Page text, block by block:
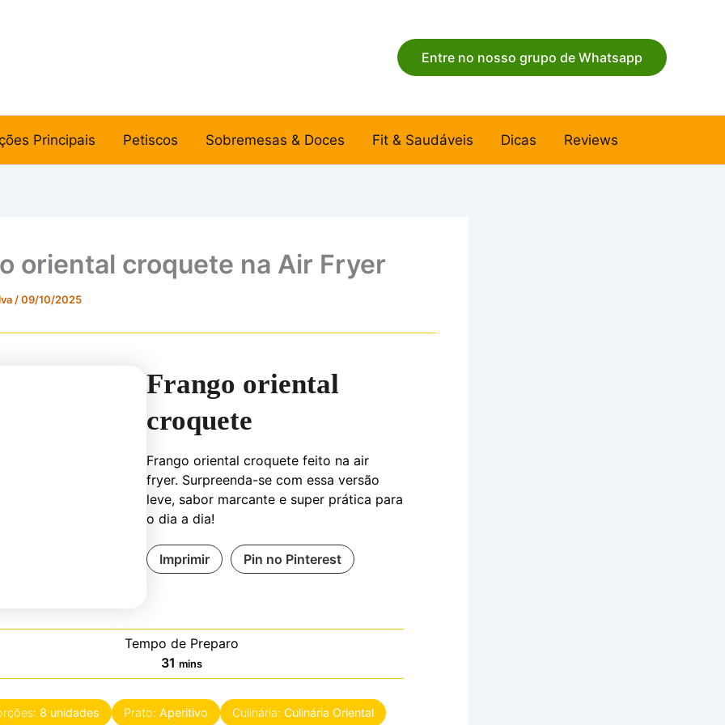
Entre no nosso grupo de Whatsapp
Principais Petiscos Sobremesas & Doces Fit & Saudáveis Dicas Reviews
oriental croquete na Air Fryer
/09/10/2025
Frango oriental
croquete
Frango oriental croquete feito na air
fryer. Surpreenda-se com essa versão
leve, sabor marcante e super prática para
o dia a dia!
Imprimir Pin no Pinterest
Tempo de Preparo
31 minutes
mins
8 unidades Prato: Aperitivo Culinária: Culinária Oriental